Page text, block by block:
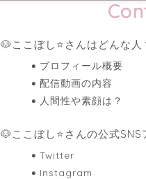
🐶ここぼし⭐️さんはどんな
プロフィール概要
配信動画の内容
人間性や素顔は？
🐶ここぼし⭐️さんの公式
Twitter
Instagram